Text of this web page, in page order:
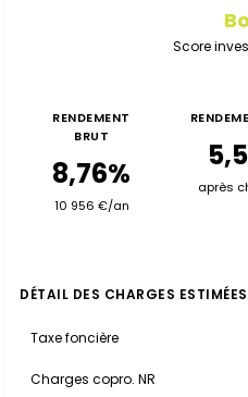
Score
RENDEMENT
BRUT
8,76%
10 956 €/an
après
DÉTAIL DES CHARGES ESTIMÉES
Taxe foncière
Charges copro. NR